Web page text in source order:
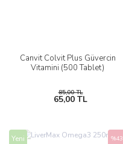
Canvit Colvit Plus Güvercin
Vitamini (500 Tablet)
85,00 TL
65,00 TL
Yeni %43